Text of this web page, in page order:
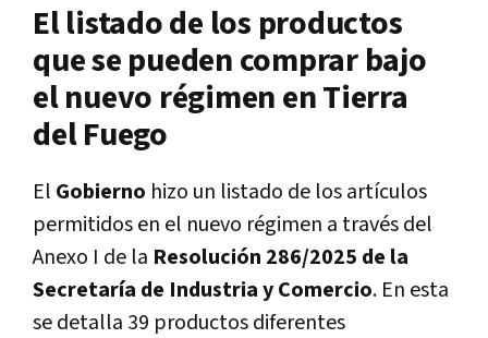
El listado de los productos
que se pueden comprar bajo
el nuevo régimen en Tierra
del Fuego
El Gobierno hizo un listado de los artículos
permitidos en el nuevo régimen a través del
Anexo I de la Resolución 286/2025 de la
Secretaría de Industria y Comercio. En esta
se detalla 39 productos diferentes